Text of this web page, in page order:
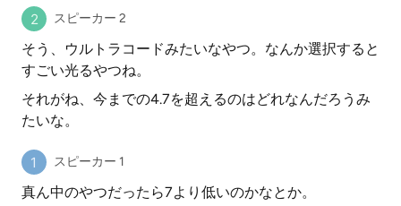
スピーカー 2
そう、ウルトラコードみたいなやつ。なんか選択すると
すごい光るやつね。
それがね、今までの4.7を超えるのはどれなんだろうみ
たいな。
スピーカー 1
真ん中のやつだったら7より低いのかなとか。